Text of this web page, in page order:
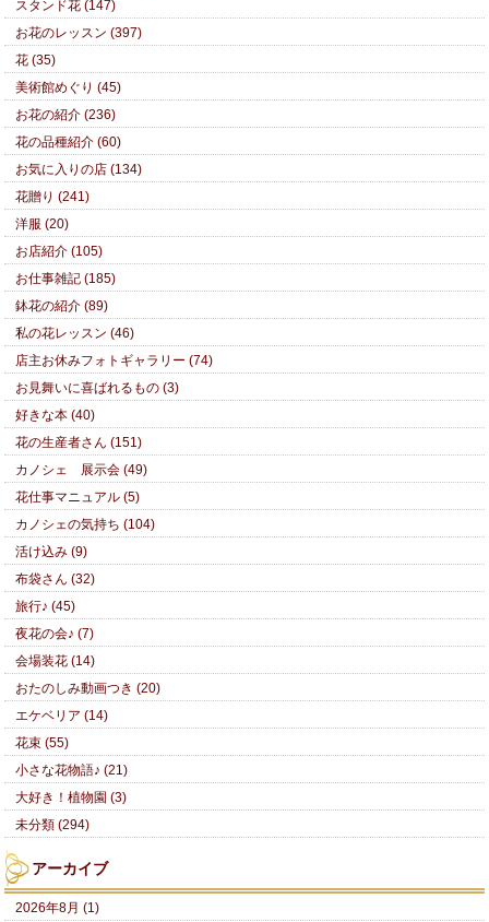
スタンド花 (147)
お花のレッスン (397)
花 (35)
美術館めぐり (45)
お花の紹介 (236)
花の品種紹介 (60)
お気に入りの店 (134)
花贈り (241)
洋服 (20)
お店紹介 (105)
お仕事雑記 (185)
鉢花の紹介 (89)
私の花レッスン (46)
店主お休みフォトギャラリー (74)
お見舞いに喜ばれるもの (3)
好きな本 (40)
花の生産者さん (151)
カノシェ 展示会 (49)
花仕事マニュアル (5)
カノシェの気持ち (104)
活け込み (9)
布袋さん (32)
旅行♪ (45)
夜花の会♪ (7)
会場装花 (14)
おたのしみ動画つき (20)
エケベリア (14)
花束 (55)
小さな花物語♪ (21)
大好き！植物園 (3)
未分類 (294)
アーカイブ
2026年8月 (1)